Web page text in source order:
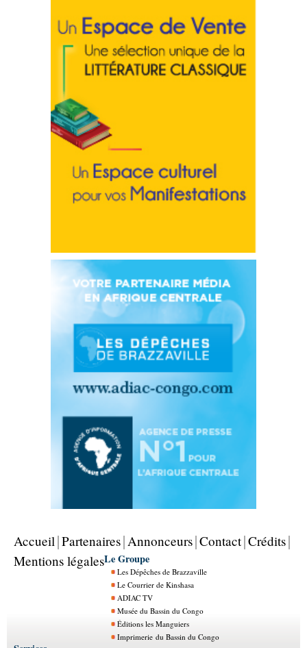
Accueil Partenaires Annonceurs Contact Crédits
Mentions légalesLe Groupe
Les Dépêches de Brazzaville
Le Courrier de Kinshasa
ADIAC TV
Musée du Bassin du Congo
Éditions les Manguiers
Imprimerie du Bassin du Congo